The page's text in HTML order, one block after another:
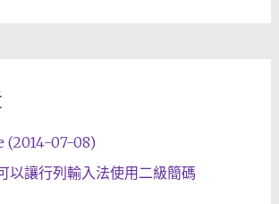
(2014-07-08)
以讓行列輸入法使用二級簡碼